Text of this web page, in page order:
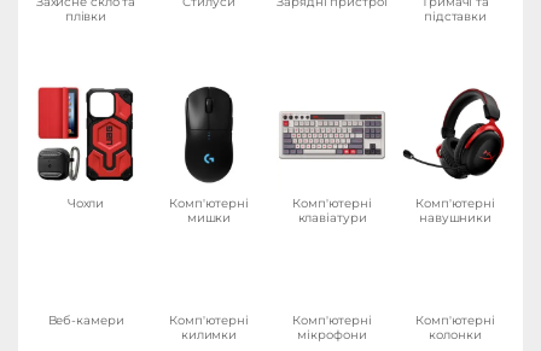
плівки
підставки
Чохли
Комп'ютерні
мишки
Комп'ютерні
клавіатури
Комп'ютерні
навушники
Веб-камери
Комп'ютерні
килимки
Комп'ютерні
мікрофони
Комп'ютерні
колонки